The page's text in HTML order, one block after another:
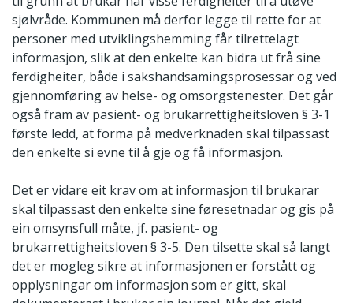
sjølvråde. Kommunen må derfor legge til rette for at
personer med utviklingshemming får tilrettelagt
informasjon, slik at den enkelte kan bidra ut frå sine
ferdigheiter, både i sakshandsamingsprosessar og ved
gjennomføring av helse- og omsorgstenester. Det går
også fram av pasient- og brukarrettigheitsloven § 3-1
første ledd, at forma på medverknaden skal tilpassast
den enkelte si evne til å gje og få informasjon.
Det er vidare eit krav om at informasjon til brukarar
skal tilpassast den enkelte sine føresetnadar og gis på
ein omsynsfull måte, jf. pasient- og
brukarrettigheitsloven § 3-5. Den tilsette skal så langt
det er mogleg sikre at informasjonen er forstått og
opplysningar om informasjon som er gitt, skal